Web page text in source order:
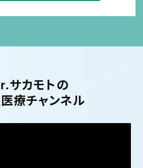
サカモトの
療チャンネル